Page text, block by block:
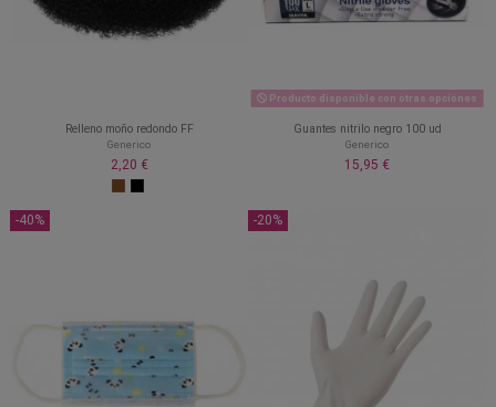
Relleno moño redondo FF
Generico
2,20 €
Producto disponible con otras opciones
Guantes nitrilo negro 100 ud
Generico
15,95 €
-40% -20%